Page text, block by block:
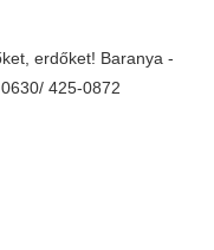
erdőket! Baranya -
425-0872